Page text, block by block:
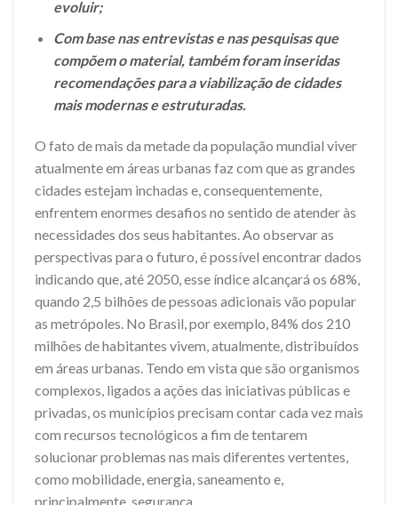
evoluir;
Com base nas entrevistas e nas pesquisas que
compõem o material, também foram inseridas
recomendações para a viabilização de cidades
mais modernas e estruturadas.
O fato de mais da metade da população mundial viver
atualmente em áreas urbanas faz com que as grandes
cidades estejam inchadas e, consequentemente,
enfrentem enormes desafios no sentido de atender às
necessidades dos seus habitantes. Ao observar as
perspectivas para o futuro, é possível encontrar dados
indicando que, até 2050, esse índice alcançará os 68%,
quando 2,5 bilhões de pessoas adicionais vão popular
as metrópoles. No Brasil, por exemplo, 84% dos 210
milhões de habitantes vivem, atualmente, distribuídos
em áreas urbanas. Tendo em vista que são organismos
complexos, ligados a ações das iniciativas públicas e
privadas, os municípios precisam contar cada vez mais
com recursos tecnológicos a fim de tentarem
solucionar problemas nas mais diferentes vertentes,
como mobilidade, energia, saneamento e,
principalmente, segurança.